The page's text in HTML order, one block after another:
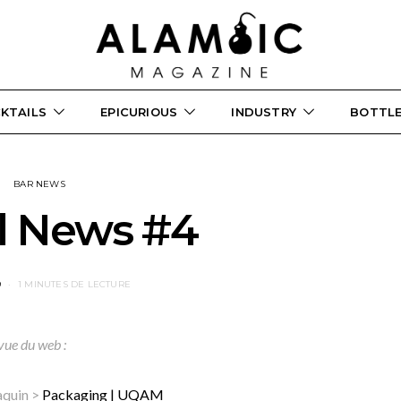
EPICURIOUS INDUSTRY
BAR NEWS
News #4
1 MINUTES DE LECTURE
du web :
> Packaging | UQAM